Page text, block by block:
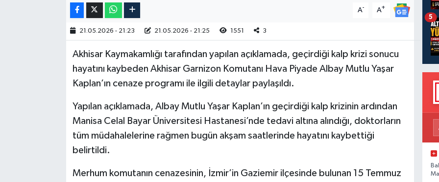
A- A+
21.05.2026 - 21:23 21.05.2026 - 21:25 1551 3
Akhisar Kaymakamlığı tarafından yapılan açıklamada, geçirdiği kalp krizi sonucu
hayatını kaybeden Akhisar Garnizon Komutanı Hava Piyade Albay Mutlu Yaşar
Kaplan’ın cenaze programı ile ilgili detaylar paylaşıldı.
Yapılan açıklamada, Albay Mutlu Yaşar Kaplan’ın geçirdiği kalp krizinin ardından
Manisa Celal Bayar Üniversitesi Hastanesi’nde tedavi altına alındığı, doktorların
tüm müdahalelerine rağmen bugün akşam saatlerinde hayatını kaybettiği
belirtildi.
Merhum komutanın cenazesinin, İzmir’in Gaziemir ilçesinde bulunan 15 Temmuz
5